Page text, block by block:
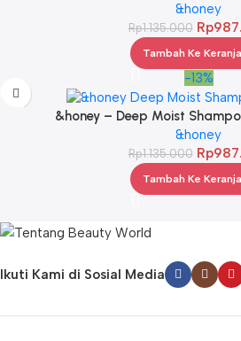
Treatment 2.0 445Gr & Deep
&honey
Rp1.135.000 Rp
Tambah Ke
-13%
&honey – Deep Moist
&honey
Rp1.135.000 Rp
Tambah Ke
Ikuti Kami di Sosial Media